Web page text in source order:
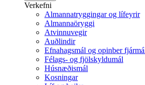
Verkefni
Almannatryggingar og lífeyrir
Almannaöryggi
Atvinnuvegir
Auðlindir
Efnahagsmál og opinber
Félags- og fjölskyldumál
Húsnæðismál
Kosningar